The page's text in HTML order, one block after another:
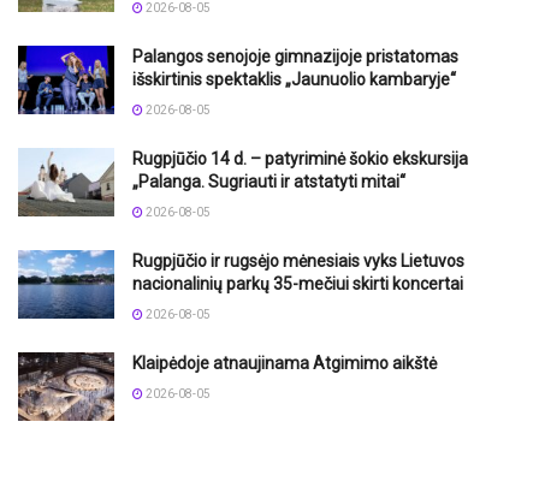
2026-08-05
Palangos senojoje gimnazijoje pristatomas
išskirtinis spektaklis „Jaunuolio kambaryje“
2026-08-05
Rugpjūčio 14 d. – patyriminė šokio ekskursija
„Palanga. Sugriauti ir atstatyti mitai“
2026-08-05
Rugpjūčio ir rugsėjo mėnesiais vyks Lietuvos
nacionalinių parkų 35-mečiui skirti koncertai
2026-08-05
Klaipėdoje atnaujinama Atgimimo aikštė
2026-08-05